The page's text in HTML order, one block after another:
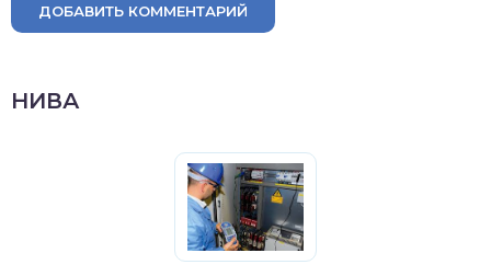
ДОБАВИТЬ КОММЕНТАРИЙ
НИВА